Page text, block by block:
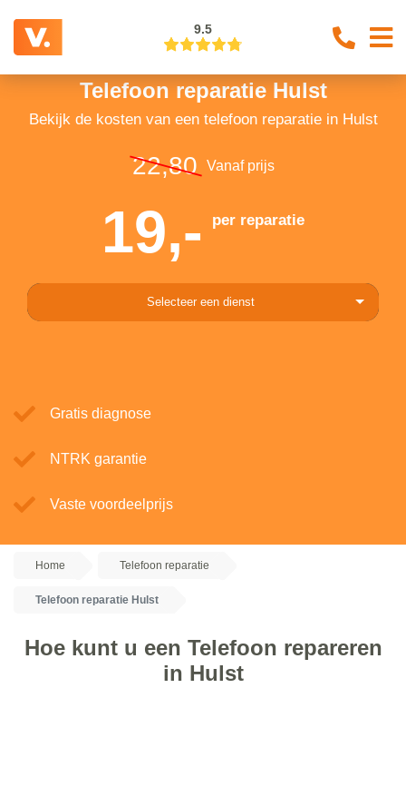
9.5
Telefoon reparatie Hulst
Bekijk de kosten van een telefoon reparatie in Hulst
22,80 Vanaf prijs
19,- per reparatie
Selecteer een dienst
Gratis diagnose
NTRK garantie
Vaste voordeelprijs
Home Telefoon reparatie
Telefoon reparatie Hulst
Hoe kunt u een Telefoon repareren
in Hulst